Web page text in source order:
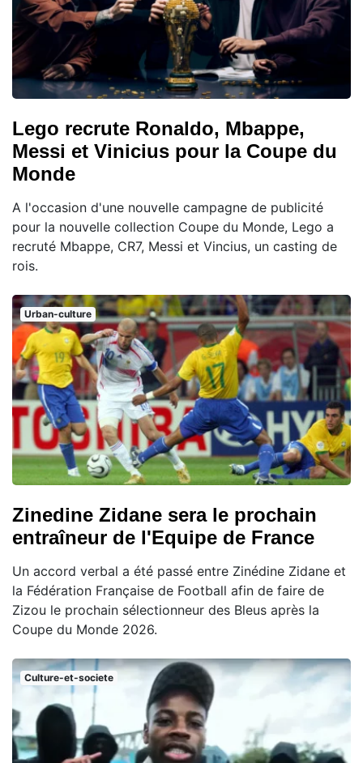
Lego recrute Ronaldo, Mbappe,
Messi et Vinicius pour la Coupe du
Monde
A l'occasion d'une nouvelle campagne de publicité
pour la nouvelle collection Coupe du Monde, Lego a
recruté Mbappe, CR7, Messi et Vincius, un casting de
rois.
Urban-culture
Zinedine Zidane sera le prochain
entraîneur de l'Equipe de France
Un accord verbal a été passé entre Zinédine Zidane et
la Fédération Française de Football afin de faire de
Zizou le prochain sélectionneur des Bleus après la
Coupe du Monde 2026.
Culture-et-societe